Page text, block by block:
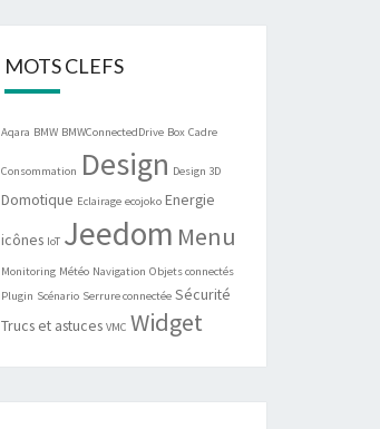
MOTS CLEFS
Aqara BMW BMWConnectedDrive Box Cadre
Consommation Design Design 3D
Domotique Eclairage ecojoko Energie
icônes IoT Jeedom Menu
Monitoring Météo Navigation Objets connectés
Plugin Scénario Serrure connectée Sécurité
Trucs et astuces VMC Widget